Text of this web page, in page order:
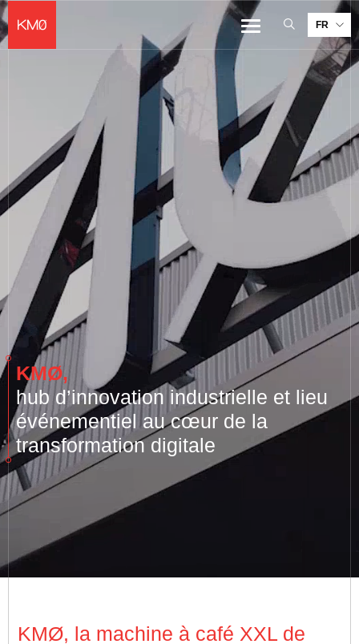
KMØ Hub d’innovation industrielle et lieu événementiel au cœur de
Menu
FR
KMØ,
hub d’innovation industrielle et lieu
événementiel au cœur de la
transformation digitale
KMØ, la machine à café XXL de